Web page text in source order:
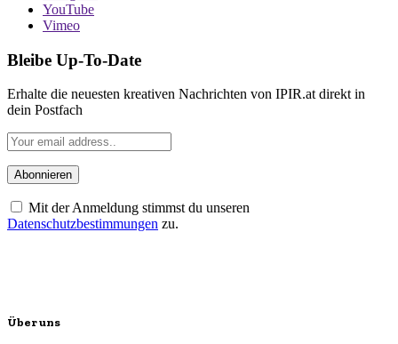
YouTube
Vimeo
Bleibe Up-To-Date
Erhalte die neuesten kreativen Nachrichten von IPIR.at direkt in
dein Postfach
Mit der Anmeldung stimmst du unseren
Datenschutzbestimmungen zu.
Über uns